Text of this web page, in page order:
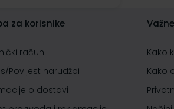
za korisnike
račun
Povijest narudžbi
o dostavi
Kako
Kako